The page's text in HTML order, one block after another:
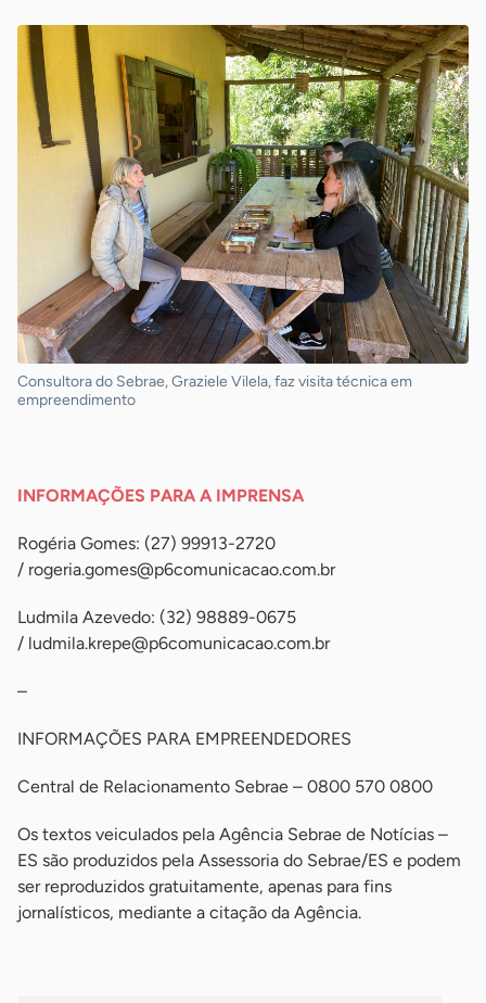
Consultora do Sebrae, Graziele Vilela, faz visita técnica em
empreendimento
INFORMAÇÕES PARA A IMPRENSA
Rogéria Gomes: (27) 99913-2720
/ rogeria.gomes@p6comunicacao.com.br
Ludmila Azevedo: (32) 98889-0675
/ ludmila.krepe@p6comunicacao.com.br
–
INFORMAÇÕES PARA EMPREENDEDORES
Central de Relacionamento Sebrae – 0800 570 0800
Os textos veiculados pela Agência Sebrae de Notícias –
ES são produzidos pela Assessoria do Sebrae/ES e podem
ser reproduzidos gratuitamente, apenas para fins
jornalísticos, mediante a citação da Agência.